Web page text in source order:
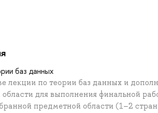
баз данных
лекции по теории баз данных и
для выполнения финальной
предметной области (1–2